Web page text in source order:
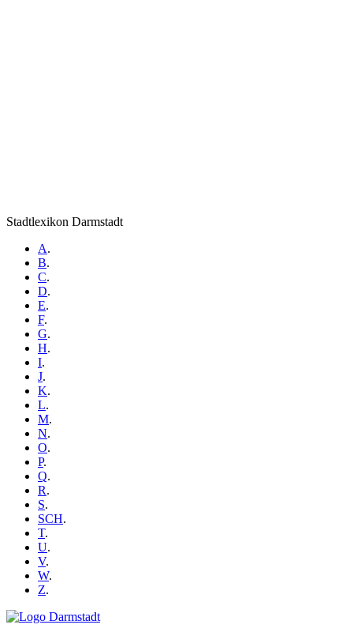
Stadtlexikon Darmstadt
A.
B.
C.
D.
E.
F.
G.
H.
I.
J.
K.
L.
M.
N.
O.
P.
Q.
R.
S.
SCH.
T.
U.
V.
W.
Z.